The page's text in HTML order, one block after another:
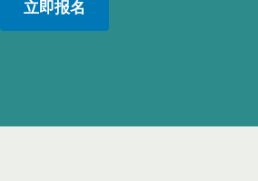
立即报名